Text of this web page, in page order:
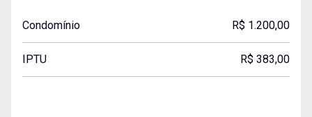
Condomínio R$ 1.200,00
IPTU R$ 383,00